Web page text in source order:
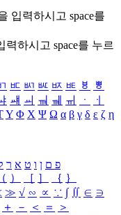
입력하시고 space를
력하시고 space를 누르
ㅳ ㅴ ㅵ ㅶ ㅷ ㅸ
ㅹ
ㆈ ㆉ ㆊ ㆋ ㆌ ㆍ
ㆎ
Υ Φ Χ Ψ Ω α β γ δ ε ζ η
פ ם ן ו ט א ר
（ ） ［ ］ ｛ ｝
≫ √ ∽ ∝ ∵ ∫ ∬ ∈ ∋
＋ － ＜ ＝
＞